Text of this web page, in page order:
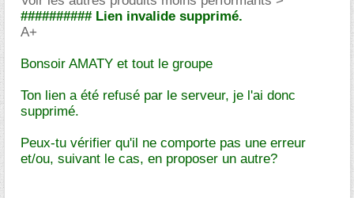
########## Lien invalide supprimé.
A+
Bonsoir AMATY et tout le groupe
Ton lien a été refusé par le serveur, je l'ai donc
supprimé.
Peux-tu vérifier qu'il ne comporte pas une erreur
et/ou, suivant le cas, en proposer un autre?